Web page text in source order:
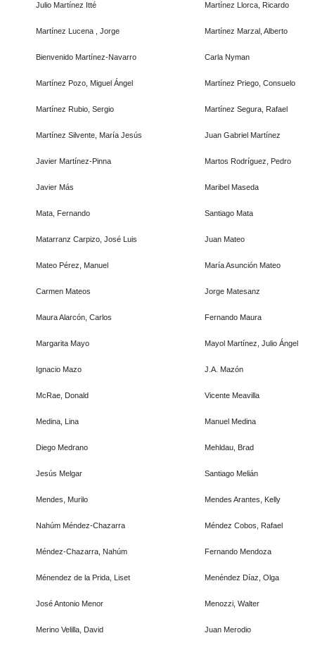
Julio Martínez Itté Martínez Llorca, Ricardo
Martínez Lucena , Jorge Martínez Marzal, Alberto
Bienvenido Martínez-Navarro Carla Nyman
Martínez Pozo, Miguel Ángel Martínez Priego, Consuelo
Martínez Rubio, Sergio Martínez Segura, Rafael
Martínez Silvente, María Jesús Juan Gabriel Martínez
Javier Martínez-Pinna Martos Rodríguez, Pedro
Javier Más Maribel Maseda
Mata, Fernando Santiago Mata
Matarranz Carpizo, José Luis Juan Mateo
Mateo Pérez, Manuel María Asunción Mateo
Carmen Mateos Jorge Matesanz
Maura Alarcón, Carlos Fernando Maura
Margarita Mayo Mayol Martínez, Julio Ángel
Ignacio Mazo J.A. Mazón
McRae, Donald Vicente Meavilla
Medina, Lina Manuel Medina
Diego Medrano Mehldau, Brad
Jesús Melgar Santiago Melián
Mendes, Murilo Mendes Arantes, Kelly
Nahúm Méndez-Chazarra Méndez Cobos, Rafael
Méndez-Chazarra, Nahúm Fernando Mendoza
Ménendez de la Prida, Liset Menéndez Díaz, Olga
José Antonio Menor Menozzi, Walter
Merino Velilla, David Juan Merodio